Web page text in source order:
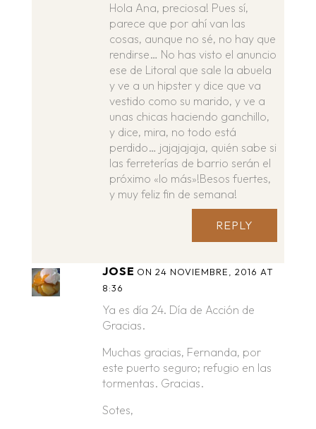
Hola Ana, preciosa! Pues sí,
parece que por ahí van las
cosas, aunque no sé, no hay que
rendirse… No has visto el anuncio
ese de Litoral que sale la abuela
y ve a un hipster y dice que va
vestido como su marido, y ve a
unas chicas haciendo ganchillo,
y dice, mira, no todo está
perdido… jajajajaja, quién sabe si
las ferreterías de barrio serán el
próximo «lo más»!Besos fuertes,
y muy feliz fin de semana!
REPLY
JOSE ON 24 NOVIEMBRE, 2016 AT
8:36
Ya es día 24. Día de Acción de
Gracias.
Muchas gracias, Fernanda, por
este puerto seguro; refugio en las
tormentas. Gracias.
Sotes,